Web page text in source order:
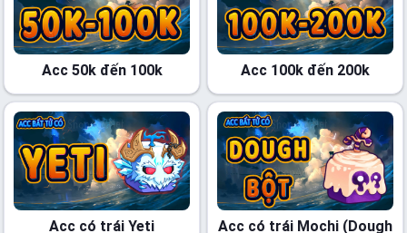
Acc 50k đến 100k Acc 100k đến 200k
Acc có trái Yeti
Acc có trái Mochi (Dough